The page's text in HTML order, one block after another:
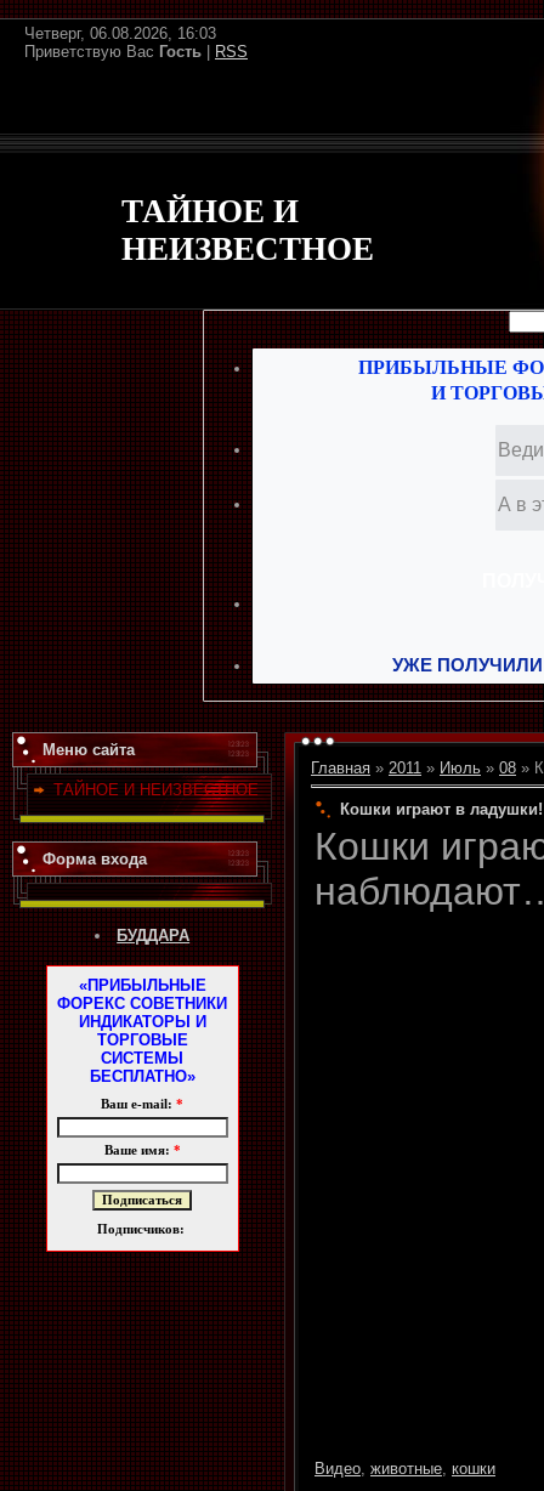
Четверг, 06.08.2026, 16:03
Приветствую Вас Гость RSS
ТАЙНОЕ И
НЕИЗВЕСТНОЕ
ПРИБЫЛЬНЫЕ
И
УЖЕ
Меню сайта
ТАЙНОЕ И НЕИЗВЕСТНОЕ
Форма входа
БУДДАРА
«ПРИБЫЛЬНЫЕ
ФОРЕКС СОВЕТНИКИ
ИНДИКАТОРЫ И
ТОРГОВЫЕ
СИСТЕМЫ
БЕСПЛАТНО»
Ваш e-mail: *
Ваше имя: *
Подписчиков:
Главная » 2011 » Июль » 08 »
Кошки играют в
Кошки
Видео животные кошки